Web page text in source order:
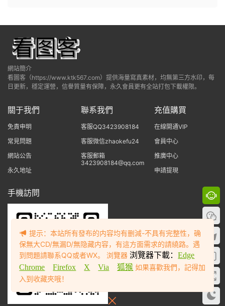
網站簡介
看圖客（https://www.ktk567.com）提供海量寫真素材，均無第三方水印，每
日更新，穩定運營，信譽質量有保障，永久會員更有全站打包下載權限。
關于我們
免責申明
常見問題
網站公告
永久地址
聯系我們
客服QQ3423908184
客服微信zhaokefu24
客服郵箱
3423908184@qq.com
充值購買
在線開通VIP
會員中心
推廣中心
申請提現
手機訪問
提示：本站所有發布的内容均有删減-不具有完整性，确
保無大CD/無漏D/無隐藏内容，有這方面需求的請繞路。遇
到問題請聯系QQ或者WX。 浏覽器 浏覽器下載：Edge
Chrome
Firefox X Via 狐猴 如果喜歡我們，記得加
入到收藏夾哦！